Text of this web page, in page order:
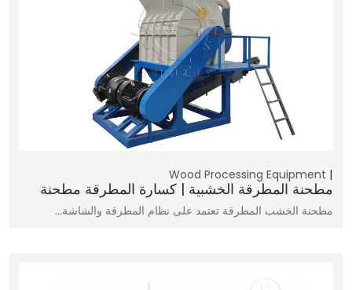
Wood Processing Equipment
مطحنة المطرقة الخشبية | كسارة المطرقة مطحنة
مطحنة الخشب المطرقة تعتمد على نظام المطرقة والشاشة…